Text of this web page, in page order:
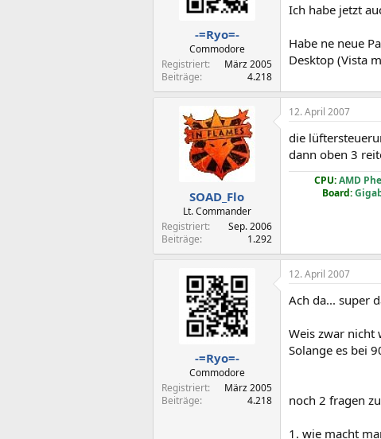
-=Ryo=-
Commodore
Registriert
März 2005
Beiträge
4.218
Ich habe jetzt
Habe ne neue
Desktop (Vista
SOAD_Flo
Lt. Commander
Registriert
Sep. 2006
Beiträge
1.292
12. April 2007
die
dann oben 3
CPU: AMD
Board:
-=Ryo=-
Commodore
Registriert
März 2005
Beiträge
4.218
12. April 2007
Ach da... super
Weis zwar nicht
Solange es bei
noch 2 fragen
1. wie macht